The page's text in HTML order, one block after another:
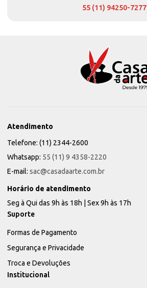
55 (11) 94250-7277
Atendimento
Telefone: (11) 2344-2600
Whatsapp: 55 (11) 9 4358-2220
E-mail: sac@casadaarte.com.br
Horário de atendimento
Seg à Qui das 9h às 18h | Sex 9h às 17h
Suporte
Formas de Pagamento
Segurança e Privacidade
Troca e Devoluções
Institucional